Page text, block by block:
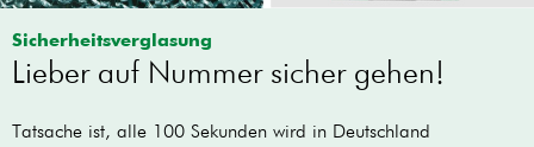
Sicherheitsverglasung
Lieber auf Nummer sicher gehen!
Tatsache ist, alle 100 Sekunden wird in Deutschland